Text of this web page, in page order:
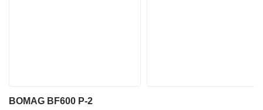
BOMAG BF600 P-2